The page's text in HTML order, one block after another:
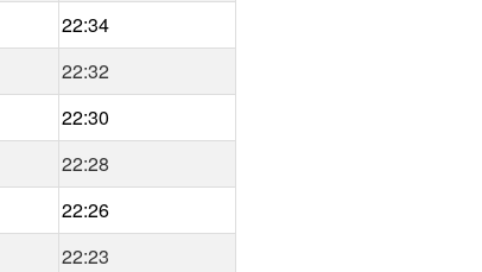
22:34
22:32
22:30
22:28
22:26
22:23